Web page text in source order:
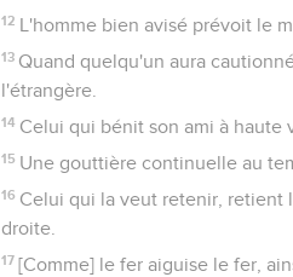
12 L'homme bien avisé prévoit le
13 Quand quelqu'un aura
l'étrangère.
14 Celui qui bénit son ami à haute
15 Une gouttière continuelle au
16 Celui qui la veut retenir, retient
droite.
17 [Comme] le fer aiguise le fer,